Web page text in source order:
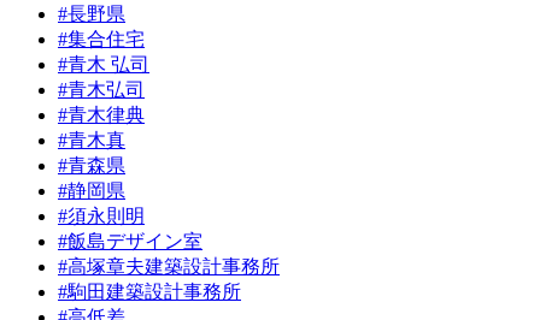
#長野県
#集合住宅
#青木 弘司
#青木弘司
#青木律典
#青木真
#青森県
#静岡県
#須永則明
#飯島デザイン室
#高塚章夫建築設計事務所
#駒田建築設計事務所